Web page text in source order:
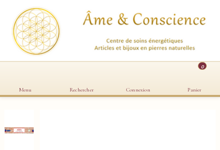
Menu Rechercher Connexion
0
Panier